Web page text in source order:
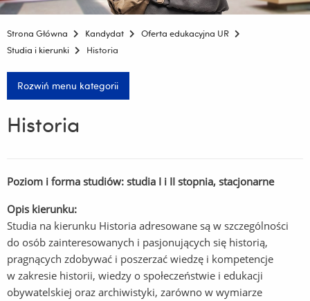
Strona Główna Kandydat
Oferta edukacyjna UR
Studia i kierunki
Historia
Rozwiń menu kategorii
Historia
Poziom i forma studiów: studia I i II stopnia, stacjonarne
Opis kierunku:
Studia na kierunku Historia adresowane są w szczególności
do osób zainteresowanych i pasjonujących się historią,
pragnących zdobywać i poszerzać wiedzę i kompetencje
w zakresie historii, wiedzy o społeczeństwie i edukacji
obywatelskiej oraz archiwistyki, zarówno w wymiarze